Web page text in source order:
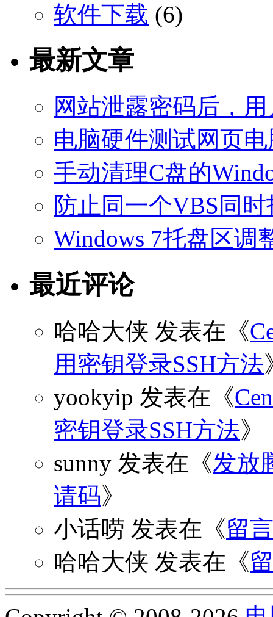
软件下载 (6)
最新文章
网站泄露密码后，
电脑硬件测试网页
手动清理C盘的
防止同一个VBS同
Windows 7托盘区调
最近评论
哈哈大侠 发表在《
用密钥登录SSH方法
yookyip 发表在《
密钥登录SSH方法》
sunny 发表在《发放
请码》
小话唠 发表在《留
哈哈大侠 发表在《